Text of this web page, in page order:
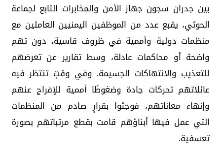
بين جدران سجون جهاز الأمن والمخابرات التابع لجماعة
الحوثي، يقبع عدد من الموظفين اليمنيين العاملين مع
منظمات دولية وأممية في ظروف قاسية، دون تهم
واضحة أو محاكمات عادلة، وسط تقارير عن تعرضهم
للتعذيب والانتهاكات الجسيمة. وفي وقتٍ تنتظر فيه
عائلاتهم تحركات جادة وضغوطًا أممية للإفراج عنهم
وإنهاء معاناتهم، فوجئوا بقرارٍ صادم من المنظمات
التي عمل فيها أبناؤهم قامت بقطع مرتباتهم بصورة
تعسفية.